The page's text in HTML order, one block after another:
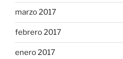
marzo 2017
febrero 2017
enero 2017